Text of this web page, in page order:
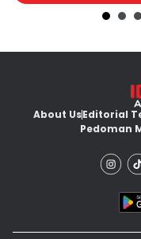
About UsEditorial
Pedoman